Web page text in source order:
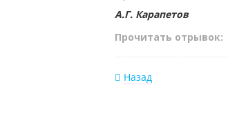
А.Г. Карапетов
Прочитать отрывок:
Назад